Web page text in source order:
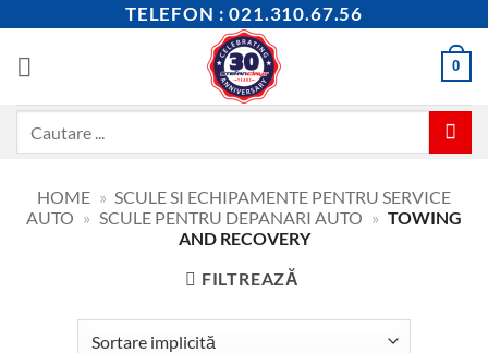
content
TELEFON : 021.310.67.56
0
HOME » SCULE SI ECHIPAMENTE PENTRU SERVICE
AUTO » SCULE PENTRU DEPANARI AUTO » TOWING
AND RECOVERY
FILTREAZĂ